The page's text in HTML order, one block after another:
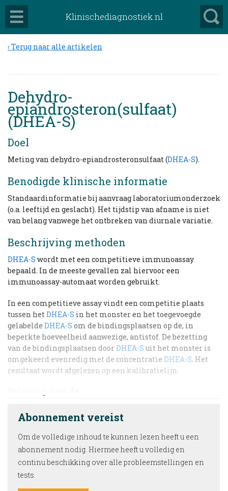
Klinischediagnostiek.nl
Terug naar alle artikelen
Dehydro-
epiandrosteron(sulfaat)
(DHEA-S)
Doel
Meting van dehydro-epiandrosteronsulfaat (DHEA-S).
Benodigde klinische informatie
Standaardinformatie bij aanvraag laboratoriumonderzoek
(o.a. leeftijd en geslacht). Het tijdstip van afname is niet
van belang vanwege het ontbreken van diurnale variatie.
Beschrijving methoden
DHEA-S wordt met een competitieve immunoassay
bepaald. In de meeste gevallen zal hiervoor een
immunoassay-automaat worden gebruikt.
In een competitieve assay vindt een competitie plaats
tussen hetDHEA-S in het monster en het toegevoegde
gelabelde DHEA-S om de bindingsplaatsen op de, in
beperkte hoeveelheid aanwezige, antistof. De bezetting
van de bindingsplaatsen doorDHEA-S uit het monster is
omgekeerd evenredig met de concentratie DHEA-S. Het
resultaat wordt afgelezen op een kalibratielijn.
Abonnement vereist
Om de volledige inhoud te kunnen lezen heeft u een
abonnement nodig. Hiermee heeft u volledig en
continu beschikking over alle probleemstellingen en
tests.